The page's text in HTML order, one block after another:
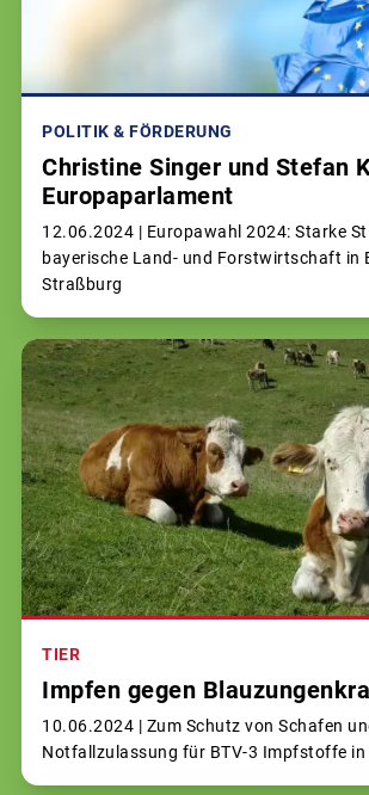
POLITIK & FÖRDERUNG
Christine Singer und Stefan
Europaparlament
12.06.2024 | Europawahl 2024: Starke
bayerische Land- und Forstwirtschaft in
Straßburg
TIER
Impfen gegen
10.06.2024 | Zum Schutz von Schafen
Notfallzulassung für BTV-3 Impfstoffe in